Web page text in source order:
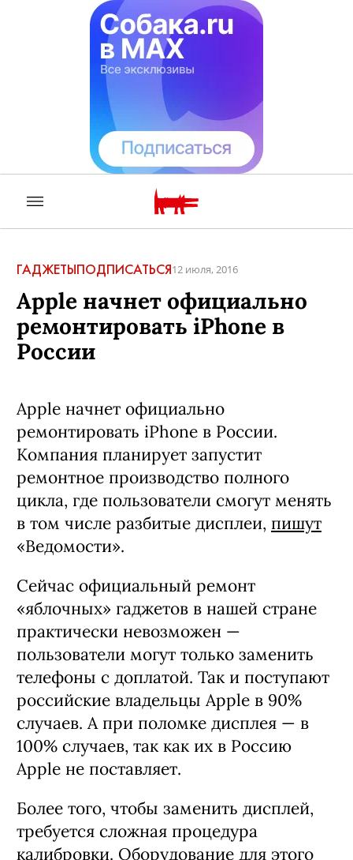
ГАДЖЕТЫПОДПИСАТЬСЯ12 июля, 2016
Apple начнет официально
ремонтировать iPhone в
России
Apple начнет официально
ремонтировать iPhone в России.
Компания планирует запустит
ремонтное производство полного
цикла, где пользователи смогут менять
в том числе разбитые дисплеи, пишут
«Ведомости».
Сейчас официальный ремонт
«яблочных» гаджетов в нашей стране
практически невозможен —
пользователи могут только заменить
телефоны с доплатой. Так и поступают
российские владельцы Apple в 90%
случаев. А при поломке дисплея — в
100% случаев, так как их в Россию
Apple не поставляет.
Более того, чтобы заменить дисплей,
требуется сложная процедура
калибровки. Оборудование для этого